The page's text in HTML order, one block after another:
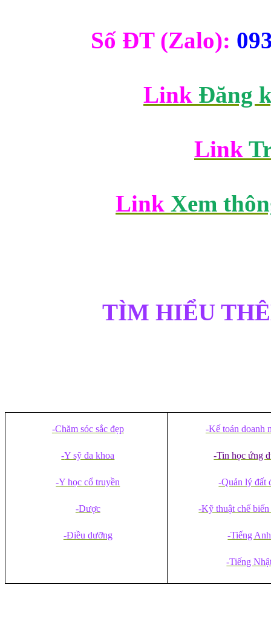
Số ĐT (Zalo):
Link Đăng
Link
Link Xem
TÌM HIỂU
-Chăm sóc sắc đẹp
-Y sỹ đa khoa
-Y học cổ truyền
-Dược
-Điều dưỡng
-Kế toán doanh
-Tin học ứng
-Quản lý đất
-Kỹ thuật chế
-Tiếng Anh
-Tiếng